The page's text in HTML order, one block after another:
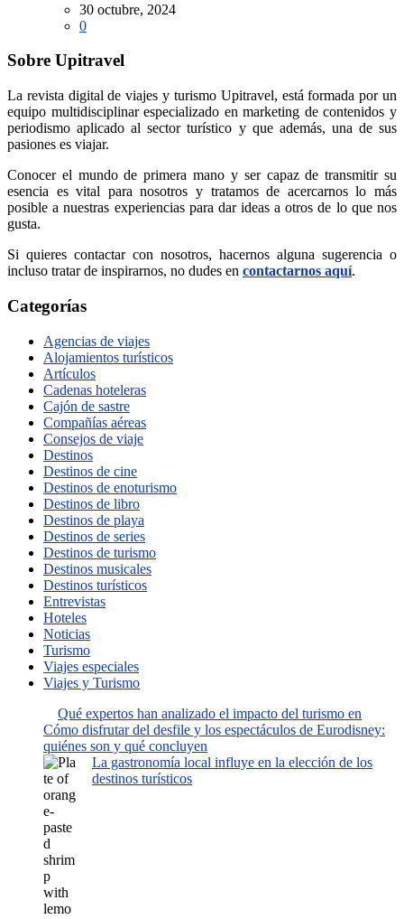
30 octubre, 2024
0
Sobre Upitravel
La revista digital de viajes y turismo Upitravel, está formada por un
equipo multidisciplinar especializado en marketing de contenidos y
periodismo aplicado al sector turístico y que además, una de sus
pasiones es viajar.
Conocer el mundo de primera mano y ser capaz de transmitir su
esencia es vital para nosotros y tratamos de acercarnos lo más
posible a nuestras experiencias para dar ideas a otros de lo que nos
gusta.
Si quieres contactar con nosotros, hacernos alguna sugerencia o
incluso tratar de inspirarnos, no dudes en contactarnos aquí.
Categorías
Agencias de viajes
Alojamientos turísticos
Artículos
Cadenas hoteleras
Cajón de sastre
Compañías aéreas
Consejos de viaje
Destinos
Destinos de cine
Destinos de enoturismo
Destinos de libro
Destinos de playa
Destinos de series
Destinos de turismo
Destinos musicales
Destinos turísticos
Entrevistas
Hoteles
Noticias
Turismo
Viajes especiales
Viajes y Turismo
Qué expertos han analizado el impacto del turismo en
Cómo disfrutar del desfile y los espectáculos de Eurodisney:
quiénes son y qué concluyen
La gastronomía local influye en la elección de los
destinos turísticos